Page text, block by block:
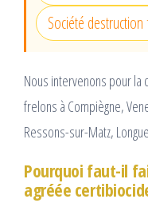
Société
Nous intervenons pour
frelons à Compiègne,
Ressons-sur-Matz,
Pourquoi faut-il
agréée